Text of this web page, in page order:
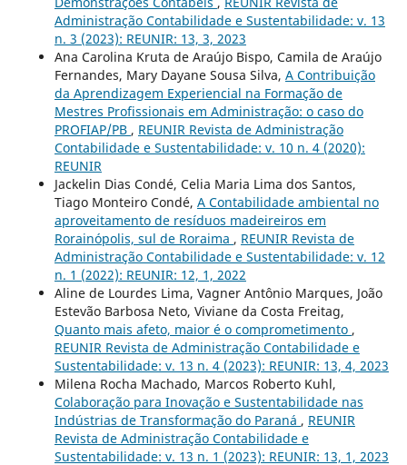
Administração Contabilidade e Sustentabilidade: v. 13
n. 3 (2023): REUNIR: 13, 3, 2023
Ana Carolina Kruta de Araújo Bispo, Camila de Araújo
Fernandes, Mary Dayane Sousa Silva, A Contribuição
da Aprendizagem Experiencial na Formação de
Mestres Profissionais em Administração: o caso do
PROFIAP/PB , REUNIR Revista de Administração
Contabilidade e Sustentabilidade: v. 10 n. 4 (2020):
REUNIR
Jackelin Dias Condé, Celia Maria Lima dos Santos,
Tiago Monteiro Condé, A Contabilidade ambiental no
aproveitamento de resíduos madeireiros em
Rorainópolis, sul de Roraima , REUNIR Revista de
Administração Contabilidade e Sustentabilidade: v. 12
n. 1 (2022): REUNIR: 12, 1, 2022
Aline de Lourdes Lima, Vagner Antônio Marques, João
Estevão Barbosa Neto, Viviane da Costa Freitag,
Quanto mais afeto, maior é o comprometimento ,
REUNIR Revista de Administração Contabilidade e
Sustentabilidade: v. 13 n. 4 (2023): REUNIR: 13, 4, 2023
Milena Rocha Machado, Marcos Roberto Kuhl,
Colaboração para Inovação e Sustentabilidade nas
Indústrias de Transformação do Paraná , REUNIR
Revista de Administração Contabilidade e
Sustentabilidade: v. 13 n. 1 (2023): REUNIR: 13, 1, 2023